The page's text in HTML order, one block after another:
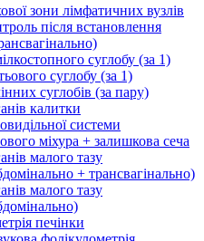
зони лімфатичних вузлів
після встановлення
суглобу (за 1)
суглобу (за 1)
суглобів (за пару)
калитки
системи
міхура + залишкова сеча
малого тазу
+ трансвагінально)
малого тазу
печінки